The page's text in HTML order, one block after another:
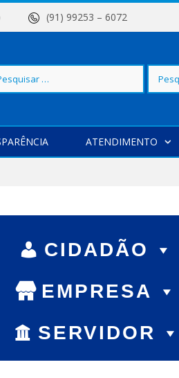
(91) 99253 – 6072
ATENDIMENTO
CIDADÃO
EMPRESA
SERVIDOR